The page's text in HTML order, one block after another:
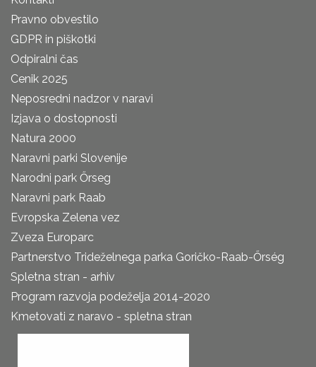
Pravno obvestilo
GDPR in piškotki
Odpiralni čas
Cenik 2025
Neposredni nadzor v naravi
Izjava o dostopnosti
Natura 2000
Naravni parki Slovenije
Narodni park Őrseg
Naravni park Raab
Evropska Zelena vez
Zveza Europarc
Partnerstvo Trideželnega parka Goričko-Raab-Őrség
Spletna stran - arhiv
Program razvoja podeželja 2014-2020
Kmetovati z naravo - spletna stran